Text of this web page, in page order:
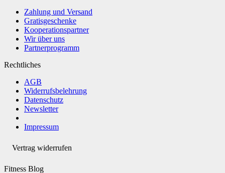
Zahlung und Versand
Gratisgeschenke
Kooperationspartner
Wir über uns
Partnerprogramm
Rechtliches
AGB
Widerrufsbelehrung
Datenschutz
Newsletter
Impressum
Vertrag widerrufen
Fitness Blog